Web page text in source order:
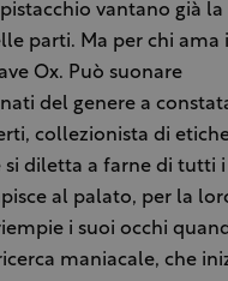
vantano già la
parti. Ma per chi ama
Ox. Può suonare
del genere a
collezionista di
diletta a farne di tutti i
al palato, per la
i suoi occhi
maniacale, che